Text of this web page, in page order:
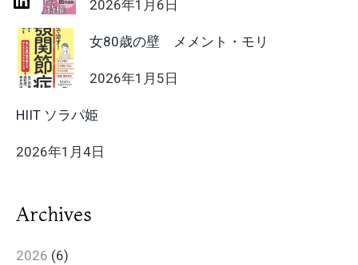
2026年1月6日
女80歳の壁 メメント・モリ
2026年1月5日
HIIT ソラパ姫
2026年1月4日
Archives
2026 (6)